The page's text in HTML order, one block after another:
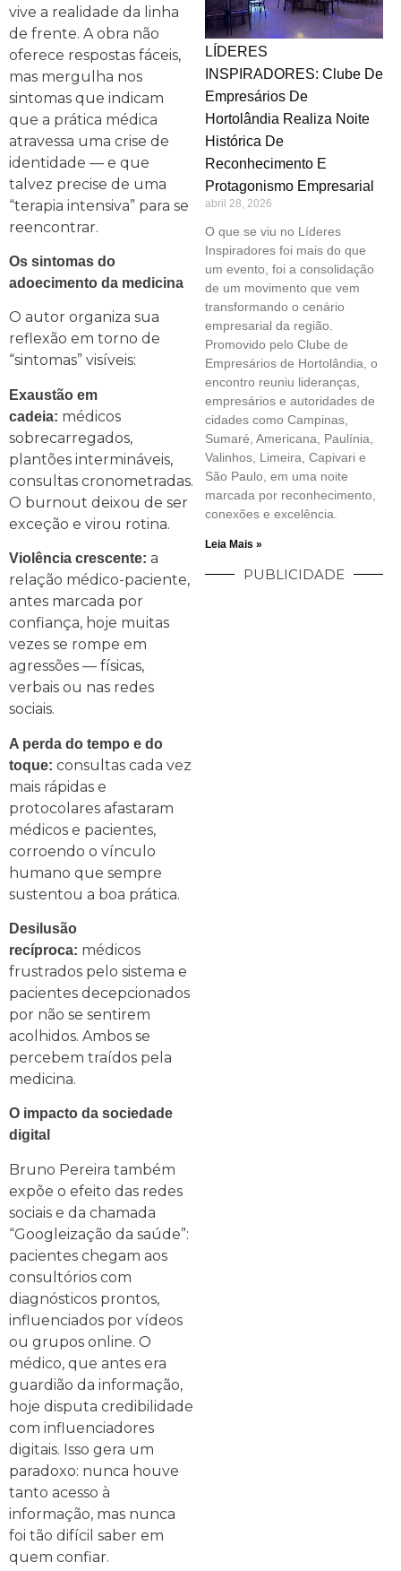
vive a realidade da linha
de frente. A obra não
oferece respostas fáceis,
mas mergulha nos
sintomas que indicam
que a prática médica
atravessa uma crise de
identidade — e que
talvez precise de uma
“terapia intensiva” para se
reencontrar.
Os sintomas do
adoecimento da medicina
O autor organiza sua
reflexão em torno de
“sintomas” visíveis:
Exaustão em
cadeia: médicos
sobrecarregados,
plantões intermináveis,
consultas cronometradas.
O burnout deixou de ser
exceção e virou rotina.
Violência crescente: a
relação médico-paciente,
antes marcada por
confiança, hoje muitas
vezes se rompe em
agressões — físicas,
verbais ou nas redes
sociais.
A perda do tempo e do
toque: consultas cada vez
mais rápidas e
protocolares afastaram
médicos e pacientes,
corroendo o vínculo
humano que sempre
sustentou a boa prática.
Desilusão
recíproca: médicos
frustrados pelo sistema e
pacientes decepcionados
por não se sentirem
acolhidos. Ambos se
percebem traídos pela
medicina.
O impacto da sociedade
digital
Bruno Pereira também
expõe o efeito das redes
sociais e da chamada
“Googleização da saúde”:
pacientes chegam aos
consultórios com
diagnósticos prontos,
influenciados por vídeos
ou grupos online. O
médico, que antes era
guardião da informação,
hoje disputa credibilidade
com influenciadores
digitais. Isso gera um
paradoxo: nunca houve
tanto acesso à
informação, mas nunca
foi tão difícil saber em
quem confiar.
LÍDERES
INSPIRADORES: Clube De
Empresários De
Hortolândia Realiza Noite
Histórica De
Reconhecimento E
Protagonismo Empresarial
abril 28, 2026
O que se viu no Líderes
Inspiradores foi mais do que
um evento, foi a consolidação
de um movimento que vem
transformando o cenário
empresarial da região.
Promovido pelo Clube de
Empresários de Hortolândia, o
encontro reuniu lideranças,
empresários e autoridades de
cidades como Campinas,
Sumaré, Americana, Paulínia,
Valinhos, Limeira, Capivari e
São Paulo, em uma noite
marcada por reconhecimento,
conexões e excelência.
Leia Mais »
PUBLICIDADE